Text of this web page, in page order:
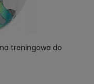
treningowa do